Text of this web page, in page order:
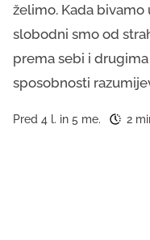
želimo. Kada
slobodni smo od
prema sebi i
sposobnosti
Pred 4 l. in 5 me. 2